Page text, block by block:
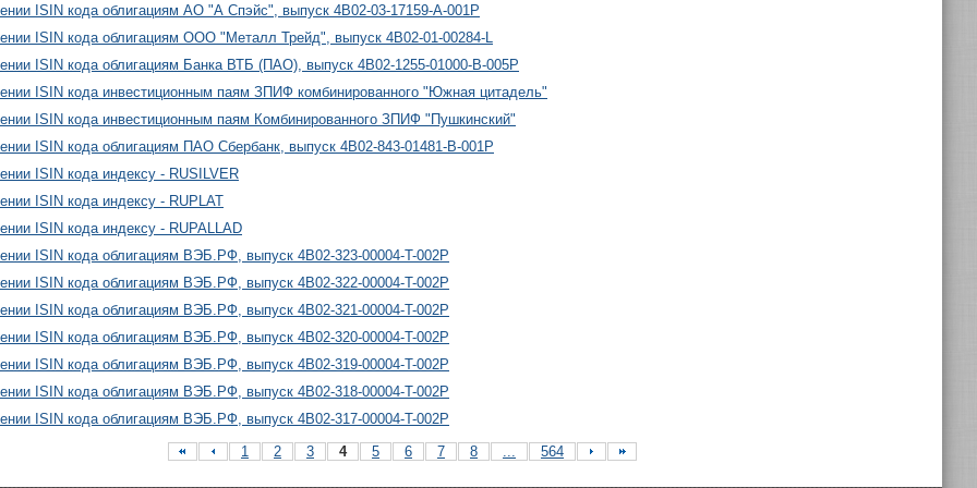
ISIN кода облигациям АО "А Спэйс", выпуск 4B02-03-17159-A-001P
ISIN кода облигациям ООО "Металл Трейд", выпуск 4B02-01-00284-L
ISIN кода облигациям Банка ВТБ (ПАО), выпуск 4B02-1255-01000-B-005P
ISIN кода инвестиционным паям ЗПИФ комбинированного "Южная цитадель"
ISIN кода инвестиционным паям Комбинированного ЗПИФ "Пушкинский"
ISIN кода облигациям ПАО Сбербанк, выпуск 4B02-843-01481-B-001P
ISIN кода индексу - RUSILVER
ISIN кода индексу - RUPLAT
ISIN кода индексу - RUPALLAD
ISIN кода облигациям ВЭБ.РФ, выпуск 4B02-323-00004-T-002P
ISIN кода облигациям ВЭБ.РФ, выпуск 4B02-322-00004-T-002P
ISIN кода облигациям ВЭБ.РФ, выпуск 4B02-321-00004-T-002P
ISIN кода облигациям ВЭБ.РФ, выпуск 4B02-320-00004-T-002P
ISIN кода облигациям ВЭБ.РФ, выпуск 4B02-319-00004-T-002P
ISIN кода облигациям ВЭБ.РФ, выпуск 4B02-318-00004-T-002P
ISIN кода облигациям ВЭБ.РФ, выпуск 4B02-317-00004-T-002P
1
2 3 4 5 6 7 8 ... 564